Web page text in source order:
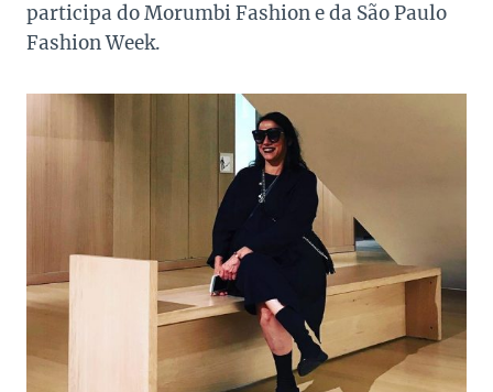
participa do Morumbi Fashion e da São Paulo
Fashion Week.